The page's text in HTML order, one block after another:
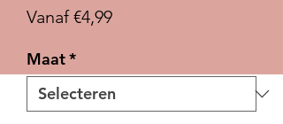
Vanaf€4,99Verkoopprijs
Maat*